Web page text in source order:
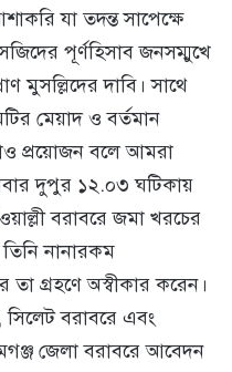
যা তদন্ত সাপেক্ষে
পূর্ণহিসাব জনসম্মুখে
মুসল্লিদের দাবি। সাথে
মেয়াদ ও বর্তমান
প্রয়োজন বলে আমরা
দুপুর ১২.০৩ ঘটিকায়
বরাবরে জমা খরচের
তিনি নানারকম
গ্রহণে অস্বীকার করেন।
বরাবরে এবং
জেলা বরাবরে আবেদন